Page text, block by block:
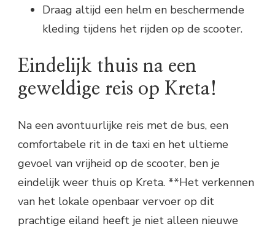
Draag altijd een helm en beschermende
kleding tijdens het rijden op de scooter.
Eindelijk thuis na een
geweldige reis op Kreta!
Na een avontuurlijke reis met de bus, een
comfortabele rit in de taxi en het ultieme
gevoel van vrijheid op de scooter, ben je
eindelijk weer thuis op Kreta. **Het verkennen
van het lokale openbaar vervoer op dit
prachtige eiland heeft je niet alleen nieuwe